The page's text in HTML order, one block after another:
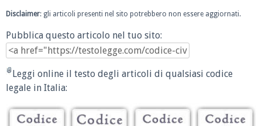
Disclaimer: gli articoli presenti nel sito potrebbero non essere aggiornati.
Pubblica questo articolo nel tuo sito:
Leggi online il testo degli articoli di qualsiasi codice
legale in Italia: